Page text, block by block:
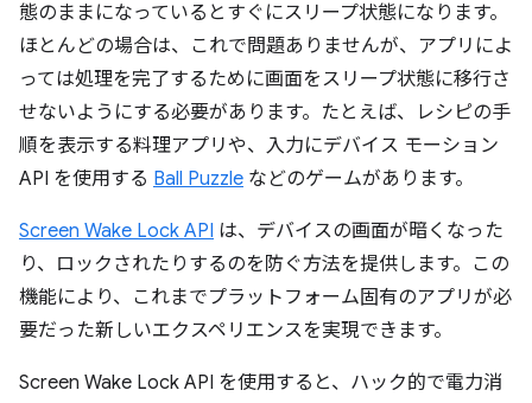
態のままになっているとすぐにスリープ状態になります。
ほとんどの場合は、これで問題ありませんが、アプリによ
っては処理を完了するために画面をスリープ状態に移行さ
せないようにする必要があります。たとえば、レシピの手
順を表示する料理アプリや、入力にデバイス モーション
API を使用する Ball Puzzle などのゲームがあります。
Screen Wake Lock API は、デバイスの画面が暗くなった
り、ロックされたりするのを防ぐ方法を提供します。この
機能により、これまでプラットフォーム固有のアプリが必
要だった新しいエクスペリエンスを実現できます。
Screen Wake Lock API を使用すると、ハック的で電力消